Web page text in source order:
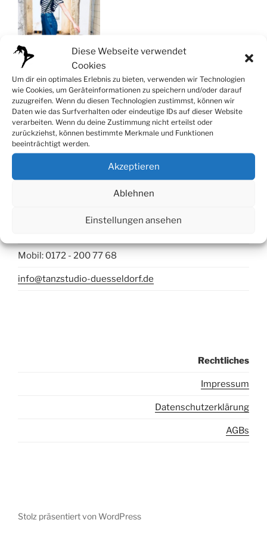
Diese Webseite verwendet
Cookies
Um dir ein optimales Erlebnis zu bieten, verwenden wir Technologien
wie Cookies, um Geräteinformationen zu speichern und/oder darauf
zuzugreifen. Wenn du diesen Technologien zustimmst, können wir
Daten wie das Surfverhalten oder eindeutige IDs auf dieser Website
verarbeiten. Wenn du deine Zustimmung nicht erteilst oder
zurückziehst, können bestimmte Merkmale und Funktionen
beeinträchtigt werden.
Akzeptieren
Ablehnen
Einstellungen ansehen
Mobil: 0172 - 200 77 68
info@tanzstudio-duesseldorf.de
Rechtliches
Impressum
Datenschutzerklärung
AGBs
Stolz präsentiert von WordPress